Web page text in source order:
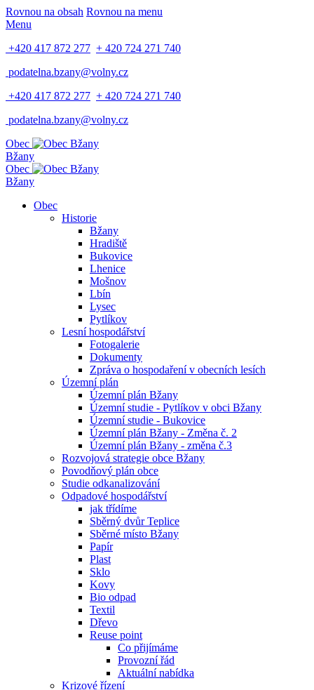
Rovnou na obsah Rovnou na menu
Menu
+420 417 872 277 + 420 724 271 740
podatelna.bzany@volny.cz
+420 417 872 277 + 420 724 271 740
podatelna.bzany@volny.cz
Obec
Bžany
Obec
Bžany
Obec
Historie
Bžany
Hradiště
Bukovice
Lhenice
Mošnov
Lbín
Lysec
Pytlíkov
Lesní hospodářství
Fotogalerie
Dokumenty
Zpráva o hospodaření v obecních lesích
Územní plán
Územní plán Bžany
Územní studie - Pytlíkov v obci Bžany
Územní studie - Bukovice
Územní plán Bžany - Změna č. 2
Územní plán Bžany - změna č.3
Rozvojová strategie obce Bžany
Povodňový plán obce
Studie odkanalizování
Odpadové hospodářství
jak třídíme
Sběrný dvůr Teplice
Sběrné místo Bžany
Papír
Plast
Sklo
Kovy
Bio odpad
Textil
Dřevo
Reuse point
Co přijímáme
Provozní řád
Aktuální nabídka
Krizové řízení